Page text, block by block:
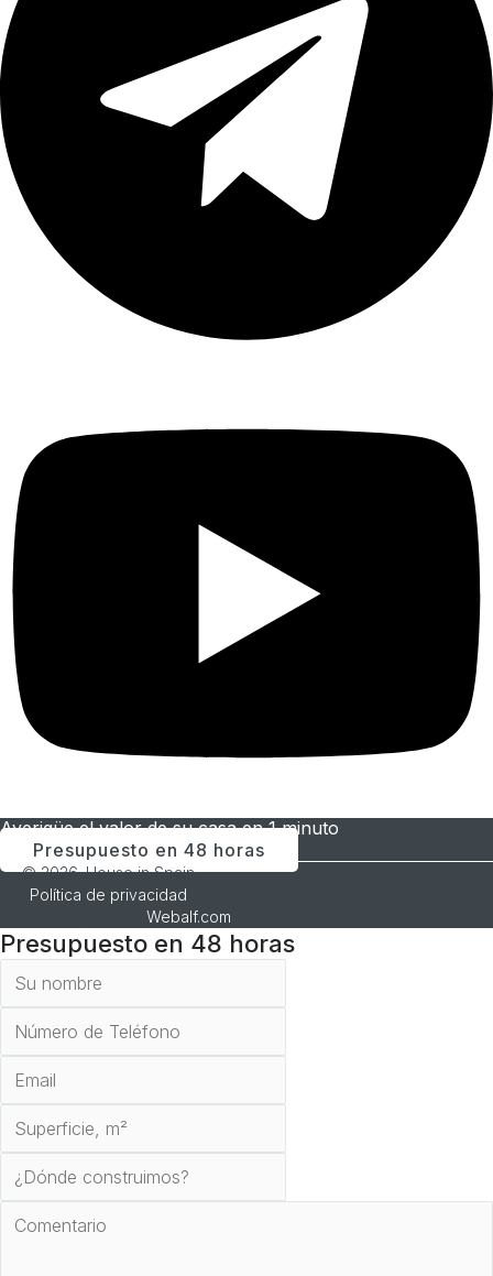
Averigüe el valor de su casa en 1 minuto
Presupuesto en 48 horas
© 2026. House in Spain.
Política de privacidad
Webalf.com
Presupuesto en 48 horas